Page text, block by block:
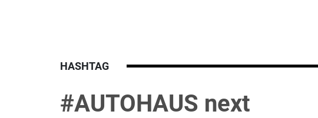
HASHTAG
#AUTOHAUS next